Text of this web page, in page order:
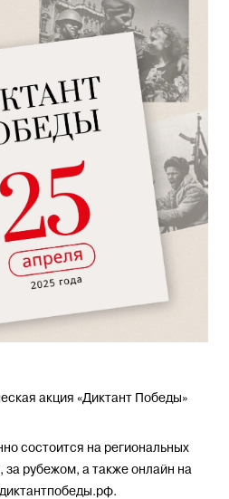
акция «Диктант Победы»
состоится на региональных
за рубежом, а также онлайн на